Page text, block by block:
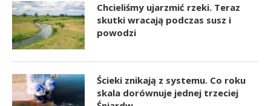
Chcieliśmy ujarzmić rzeki. Teraz
skutki wracają podczas susz i
powodzi
Ścieki znikają z systemu. Co roku
skala dorównuje jednej trzeciej